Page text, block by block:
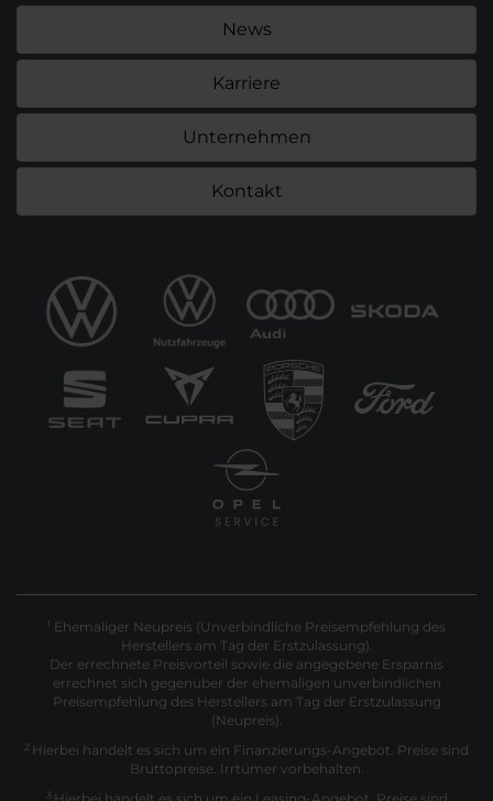
News
Karriere
Unternehmen
Kontakt
1 Ehemaliger Neupreis (Unverbindliche Preisempfehlung des
Herstellers am Tag der Erstzulassung).
Der errechnete Preisvorteil sowie die angegebene Ersparnis
errechnet sich gegenüber der ehemaligen unverbindlichen
Preisempfehlung des Herstellers am Tag der Erstzulassung
(Neupreis).
2 Hierbei handelt es sich um ein Finanzierungs-Angebot. Preise sind
Bruttopreise. Irrtümer vorbehalten.
3